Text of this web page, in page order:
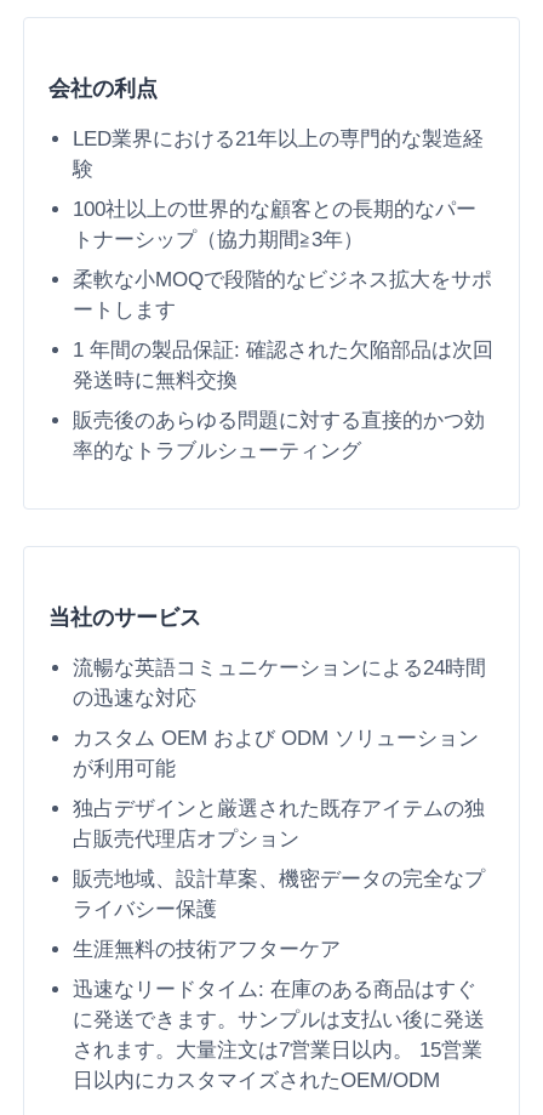
LED透明なフィルムスクリーン
透明なLEDディスプレイ
ドローン飛行LEDスクリーン
ホログラフィックLEDスクリーン
LEDグリルスクリーン
会社の利点
LED業界における21年以上の専門的な製造経
験
100社以上の世界的な顧客との長期的なパー
トナーシップ（協力期間≧3年）
柔軟な小MOQで段階的なビジネス拡大をサポ
ートします
1 年間の製品保証: 確認された欠陥部品は次回
発送時に無料交換
販売後のあらゆる問題に対する直接的かつ効
率的なトラブルシューティング
当社のサービス
流暢な英語コミュニケーションによる24時間
の迅速な対応
カスタム OEM および ODM ソリューション
が利用可能
独占デザインと厳選された既存アイテムの独
占販売代理店オプション
販売地域、設計草案、機密データの完全なプ
ライバシー保護
生涯無料の技術アフターケア
迅速なリードタイム: 在庫のある商品はすぐ
に発送できます。サンプルは支払い後に発送
されます。大量注文は7営業日以内。 15営業
日以内にカスタマイズされたOEM/ODM